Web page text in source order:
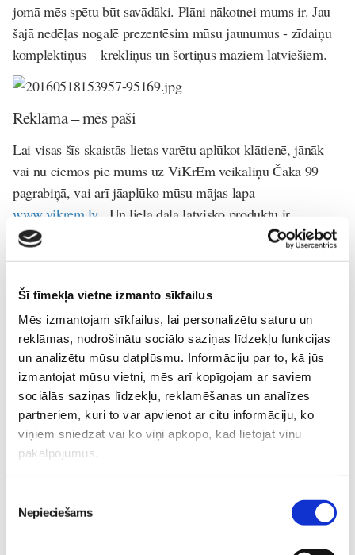
Šī tīmekļa vietne izmanto sīkfailus
Mēs izmantojam sīkfailus, lai personalizētu saturu un
reklāmas, nodrošinātu sociālo saziņas līdzekļu funkcijas
un analizētu mūsu datplūsmu. Informāciju par to, kā jūs
izmantojat mūsu vietni, mēs arī kopīgojam ar saviem
sociālās saziņas līdzekļu, reklamēšanas un analīzes
partneriem, kuri to var apvienot ar citu informāciju, ko
viņiem sniedzat vai ko viņi apkopo, kad lietojat viņu
pakalpojumus.
izvēle
Nepieciešams
jomā mēs spētu būt savādāki. Plāni nākotnei mums ir. Jau
šajā nedēļas nogalē prezentēsim mūsu jaunumus - zīdaiņu
komplektiņus – krekliņus un šortiņus maziem latviešiem.
Reklāma – mēs paši
Lai visas šīs skaistās lietas varētu aplūkot klātienē, jānāk
vai nu ciemos pie mums uz ViKrEm veikaliņu Čaka 99
pagrabiņā, vai arī jāaplūko mūsu mājas lapa
www.vikrem.lv. Un liela daļa latvisko produktu ir
pieejama arī „Latvijas pērle” veikalos Ogrē un Siguldā.
Reklāma mūsdienās maksā daudz, kā vienu no reklāmas
veidiem uztveru izstādi – tā ir vieta, kur mūsu
mērķauditorija ir visvairāk pārstāvēta, šādi ir iespēja arī
iegūt kontaktus ar plašākām attīstības iespējām. Aktīvi
darbojamies FB ar ViKrEm lapu, draugiem.lv ar
EKOYoungsmile lapu kā pārstāvji, kā arī vislabākā reklāma
preci un tad šis viens mutvārdos reklāmu nodod tālāk